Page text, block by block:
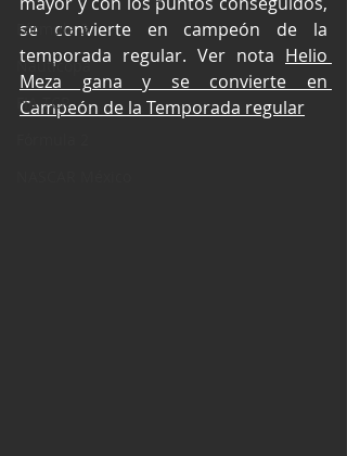
Fórmula 3
Nauticopa
FIA TCR
se convierte en campeón de la
temporada regular. Ver nota Helio
Meza gana y se convierte en
Campeón de la Temporada regular